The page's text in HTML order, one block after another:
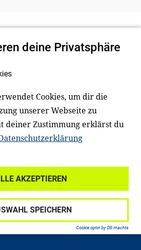
Instagram
LinkedIn
Datenschutz
deine Privatsphäre
Cookies, um dir die
unserer Webseite zu
deiner Zustimmung erklärst du
AKZEPTIEREN
SPEICHERN
Cookie optin by Olli machts